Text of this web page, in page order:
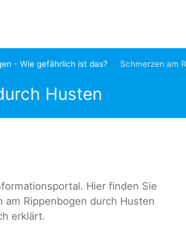
- Wie gefährlich ist das? Schmerzen am
Husten
Hier finden Sie
Rippenbogen durch Husten
erklärt.